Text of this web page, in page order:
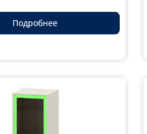
Подробнее